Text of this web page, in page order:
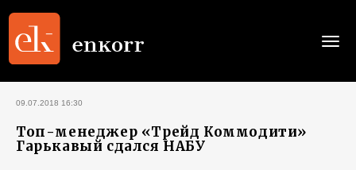
09.07.2018 16:30
Топ-менеджер «Трейд Коммодити»
Гарькавый сдался НАБУ